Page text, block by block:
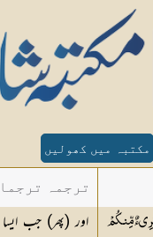
مکتبہ میں کھولیں
بَرِيءٌ مِّنكُمْ
ترجمہ
اور (پھر) جب